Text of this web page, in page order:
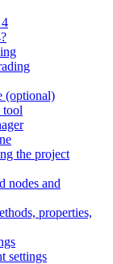
(optional)
tool
the project
nodes and
properties,
settings